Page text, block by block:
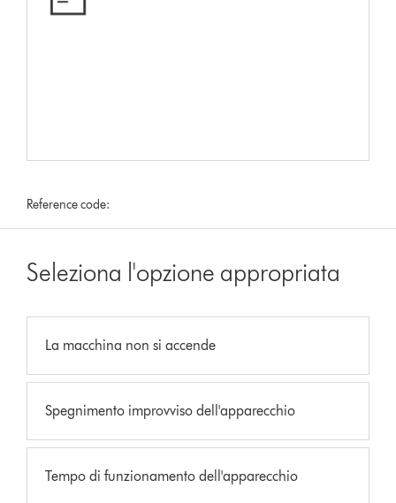
Reference code:
Seleziona l'opzione appropriata
La macchina non si accende
Spegnimento improvviso dell'apparecchio
Tempo di funzionamento dell'apparecchio